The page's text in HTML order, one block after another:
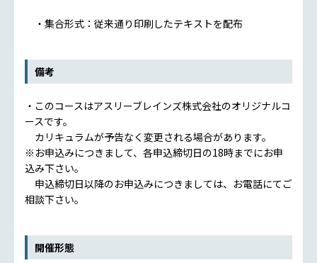
・集合形式：従来通り印刷したテキストを配布
備考
・このコースはアスリーブレインズ株式会社のオリジナルコ
ースです。
カリキュラムが予告なく変更される場合があります。
※お申込みにつきまして、各申込締切日の18時までにお申
込み下さい。
申込締切日以降のお申込みにつきましては、お電話にてご
相談下さい。
開催形態